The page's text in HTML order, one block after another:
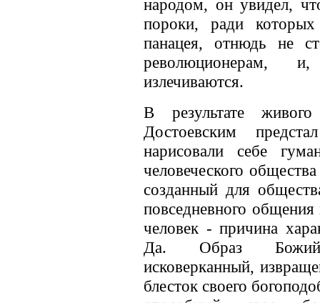
народом, он увидел,
пороки, ради которых
панацея, отнюдь не
революционерам,
излечиваются.
В результате
Достоевским
нарисовали себе
человеческого
созданный для
повседневного
человек - причина
Да. Образ Божий.
исковерканный,
блесток своего